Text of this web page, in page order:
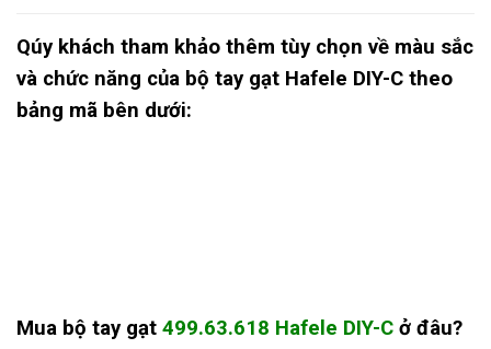
Qúy khách tham khảo thêm tùy chọn về màu sắc
và chức năng của bộ tay gạt Hafele DIY-C theo
bảng mã bên dưới:
Mua bộ tay gạt 499.63.618 Hafele DIY-C ở đâu?